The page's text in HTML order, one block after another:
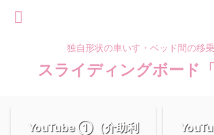
独自形状の車いす・ベッド間の移
スライディングボード
YouTube ①（介助利